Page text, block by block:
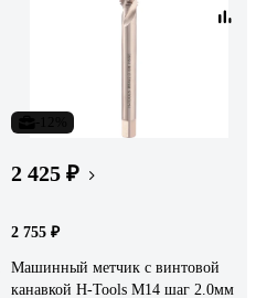
2 425 ₽
2 755 ₽
Машинный метчик с винтовой
канавкой H-Tools М14 шаг 2.0мм